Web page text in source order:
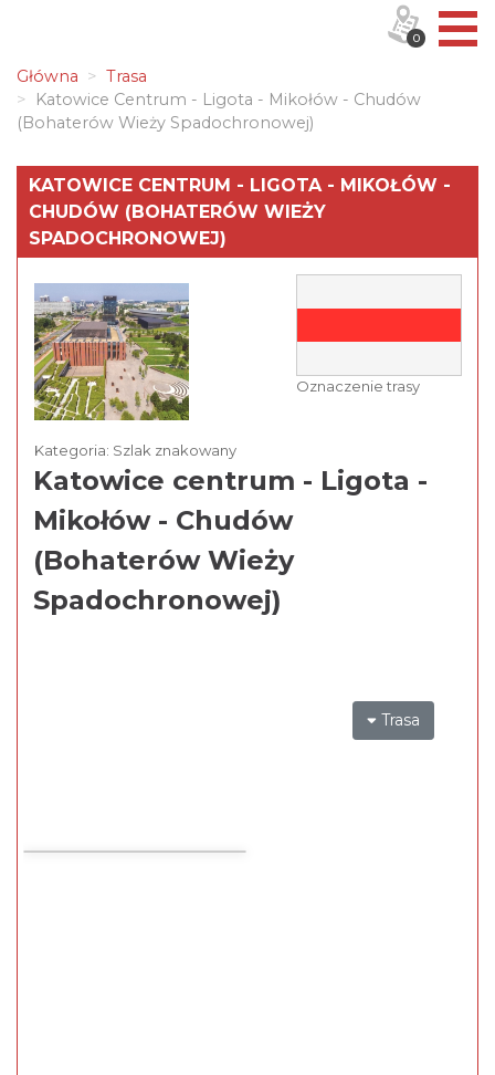
Główna
Trasa
Katowice Centrum - Ligota - Mikołów - Chudów
(Bohaterów Wieży Spadochronowej)
KATOWICE CENTRUM - LIGOTA - MIKOŁÓW -
CHUDÓW (BOHATERÓW WIEŻY
SPADOCHRONOWEJ)
Kategoria: Szlak znakowany
Katowice centrum - Ligota -
Mikołów - Chudów
(Bohaterów Wieży
Spadochronowej)
Oznaczenie trasy
Trasa
0